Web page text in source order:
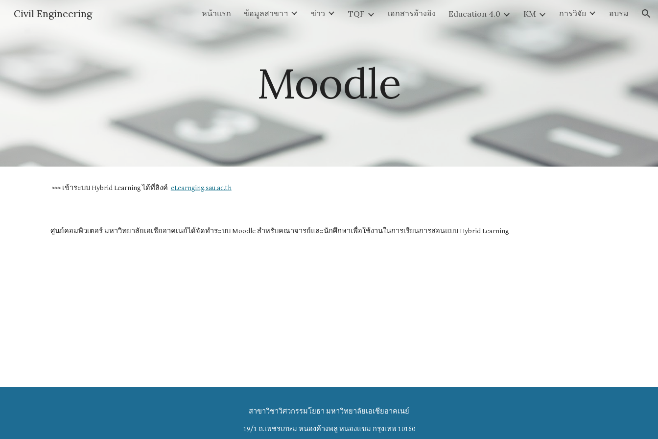
Skip to main content Skip to navigation
Civil Engineering หน้าแรก ข้อมูลสาขาฯ ข่าว TQF เอกสารอ้างอิง Education 4.0 KM การวิจัย อบรม
Moodle
>>> เข้าระบบ Hybrid Learning ได้ที่ลิงค์ eLearnging.sau.ac.th
ศูนย์คอมพิวเตอร์ มหาวิทยาลัยเอเชียอาคเนย์ได้จัดทำระบบ Moodle สำหรับคณาจารย์และนักศึกษาเพื่อใช้งานในการเรียนการสอนแบบ Hybrid Learning
สาขาวิชาวิศวกรรมโยธา มหาวิทยาลัยเอเชียอาคเนย์
19/1 ถ.เพชรเกษม หนองค้างพลู หนองแขม กรุงเทพ 10160